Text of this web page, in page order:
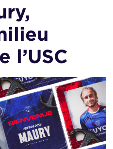
l’USC